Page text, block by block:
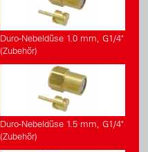
Duro-Nebeldüse 1.0 mm, G1/4"
(Zubehör)
Duro-Nebeldüse 1.5 mm, G1/4"
(Zubehör)